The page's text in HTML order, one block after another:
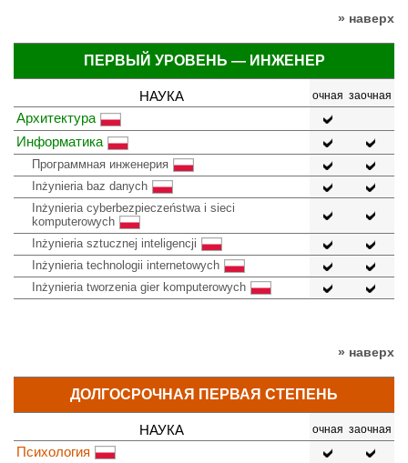
» наверх
ПЕРВЫЙ УРОВЕНЬ — ИНЖЕНЕР
НАУКА очная заочная
Архитектура
Информатика
Программная инженерия
Inżynieria baz danych
Inżynieria cyberbezpieczeństwa i sieci
komputerowych
Inżynieria sztucznej inteligencji
Inżynieria technologii internetowych
Inżynieria tworzenia gier komputerowych
» наверх
ДОЛГОСРОЧНАЯ ПЕРВАЯ СТЕПЕНЬ
НАУКА очная заочная
Психология